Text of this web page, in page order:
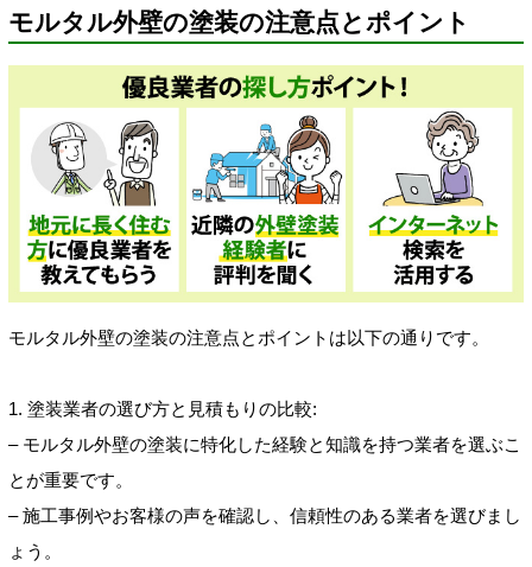
モルタル外壁の塗装の注意点とポイント
モルタル外壁の塗装の注意点とポイントは以下の通りです。
1. 塗装業者の選び方と見積もりの比較:
– モルタル外壁の塗装に特化した経験と知識を持つ業者を選ぶこ
とが重要です。
– 施工事例やお客様の声を確認し、信頼性のある業者を選びまし
ょう。